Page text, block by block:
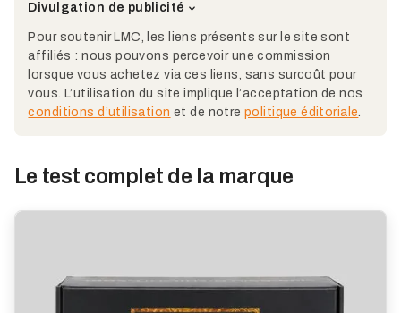
Divulgation de publicité
Pour soutenir LMC, les liens présents sur le site sont
affiliés : nous pouvons percevoir une commission
lorsque vous achetez via ces liens, sans surcoût pour
vous. L’utilisation du site implique l’acceptation de nos
conditions d’utilisation et de notrepolitique éditoriale.
Le test complet de la marque